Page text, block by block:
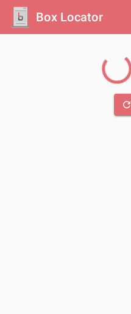
Box Locator
refresh